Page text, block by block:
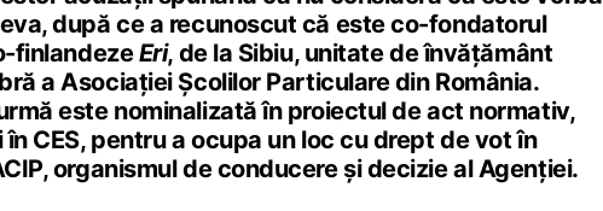
după ce a recunoscut că este co-fondatorul
finlandezeEri, de la Sibiu, unitate de învățământ
a Asociației Școlilor Particulare din România.
este nominalizată în proiectul de act normativ,
CES, pentru a ocupa un loc cu drept de vot în
organismul de conducere și decizie al Agenției.